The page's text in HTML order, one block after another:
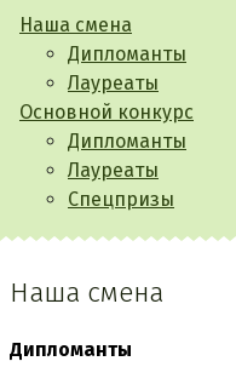
Наша смена
Дипломанты
Лауреаты
Основной конкурс
Дипломанты
Лауреаты
Спецпризы
Наша смена
Дипломанты